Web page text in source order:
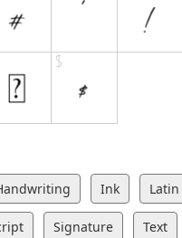
Ink Latin
Signature Text